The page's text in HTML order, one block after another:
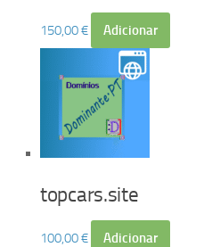
150,00€ Adicionar
topcars.site
100,00€ Adicionar